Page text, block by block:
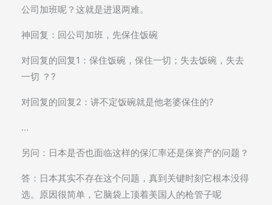
公司加班呢？这就是进退两难。
神回复：回公司加班，先保住饭碗
对回复的回复1：保住饭碗，保住一切；失去饭碗，失去
一切 ？?
对回复的回复2：讲不定饭碗就是他老婆保住的?
…
另问：日本是否也面临这样的保汇率还是保资产的问题？
答：日本其实不存在这个问题，真到关键时刻它根本没得
选。原因很简单，它脑袋上顶着美国人的枪管子呢